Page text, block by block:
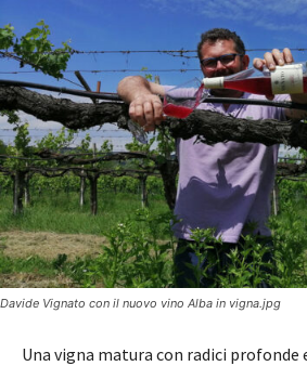
Davide Vignato con il nuovo vino Alba in vigna.jpg
Una vigna matura con radici profonde